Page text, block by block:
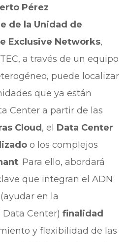
Pérez
de la Unidad de
Exclusive Networks,
a través de un equipo
puede localizar
que ya están
Center a partir de las
Cloud , el Data Center
o los complejos
. Para ello, abordará
que integran el ADN
(ayudar en la
Center) finalidad
y flexibilidad de las